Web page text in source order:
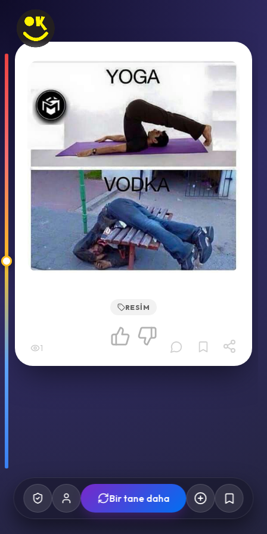
RESIM
1
Bir tane daha